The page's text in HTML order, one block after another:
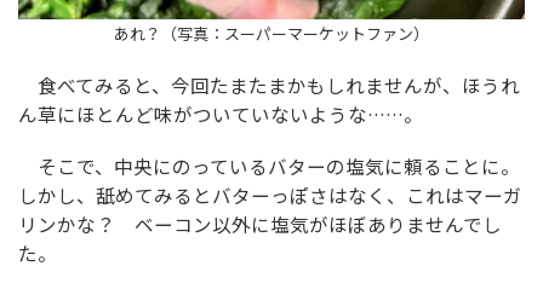
あれ？（写真：スーパーマーケットファン）
食べてみると、今回たまたまかもしれませんが、ほうれ
ん草にほとんど味がついていないような……。
そこで、中央にのっているバターの塩気に頼ることに。
しかし、舐めてみるとバターっぽさはなく、これはマーガ
リンかな？ ベーコン以外に塩気がほぼありませんでし
た。